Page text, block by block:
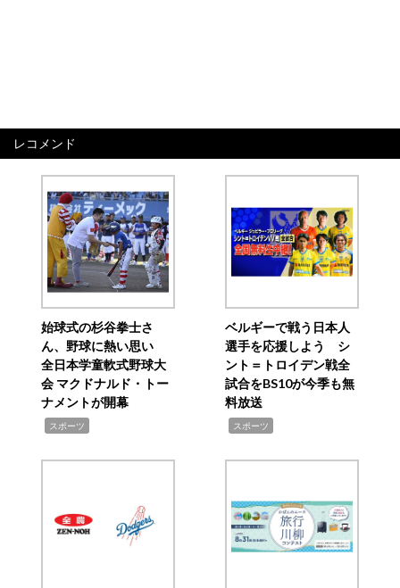
レコメンド
始球式の杉谷拳士さ
ん、野球に熱い思い
全日本学童軟式野球大
会 マクドナルド・トー
ナメントが開幕
スポーツ
ベルギーで戦う日本人
選手を応援しよう シ
ント＝トロイデン戦全
試合をBS10が今季も無
料放送
スポーツ